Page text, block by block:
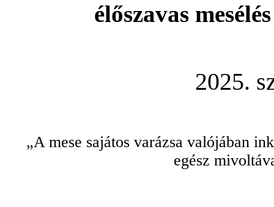
élőszavas
2025.
„A mese sajátos varázsa valójában
egész